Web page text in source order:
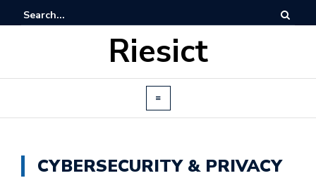
Riesict
CYBERSECURITY & PRIVACY